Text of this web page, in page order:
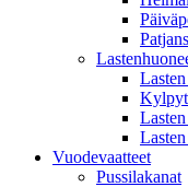
Vuodevaatteet
Pussilakanat